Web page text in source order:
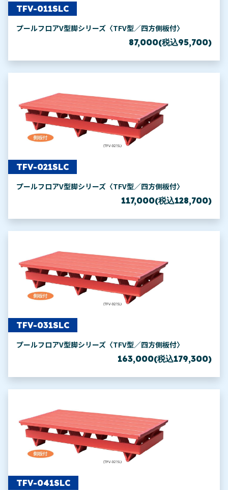
TFV-011SLC
プールフロアV型脚シリーズ〈TFV型／四方側板付〉
87,000(税込95,700)
TFV-021SLC
プールフロアV型脚シリーズ〈TFV型／四方側板付〉
117,000(税込128,700)
TFV-031SLC
プールフロアV型脚シリーズ〈TFV型／四方側板付〉
163,000(税込179,300)
TFV-041SLC